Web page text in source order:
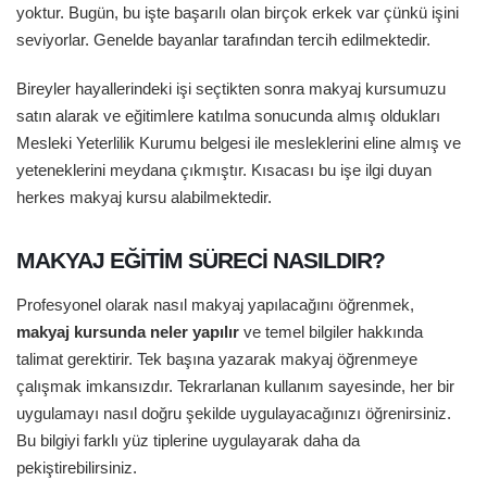
yoktur. Bugün, bu işte başarılı olan birçok erkek var çünkü işini
seviyorlar. Genelde bayanlar tarafından tercih edilmektedir.
Bireyler hayallerindeki işi seçtikten sonra makyaj kursumuzu
satın alarak ve eğitimlere katılma sonucunda almış oldukları
Mesleki Yeterlilik Kurumu belgesi ile mesleklerini eline almış ve
yeteneklerini meydana çıkmıştır. Kısacası bu işe ilgi duyan
herkes makyaj kursu alabilmektedir.
MAKYAJ EĞITIM SÜRECI NASILDIR?
Profesyonel olarak nasıl makyaj yapılacağını öğrenmek,
makyaj kursunda neler yapılır ve temel bilgiler hakkında
talimat gerektirir. Tek başına yazarak makyaj öğrenmeye
çalışmak imkansızdır. Tekrarlanan kullanım sayesinde, her bir
uygulamayı nasıl doğru şekilde uygulayacağınızı öğrenirsiniz.
Bu bilgiyi farklı yüz tiplerine uygulayarak daha da
pekiştirebilirsiniz.